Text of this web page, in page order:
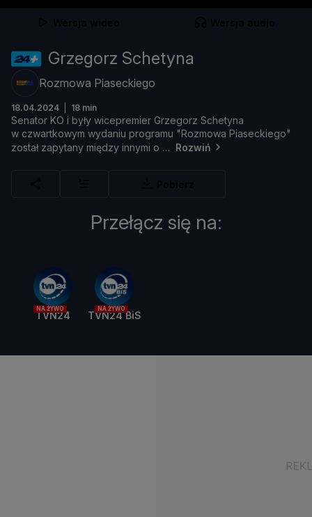
Grzegorz Schetyna
Rozmowa Piaseckiego
18.04.2024 18 min
Senator KO i były wicepremier Grzegorz Schetyna
w czwartkowym wydaniu programu "Rozmowa Piaseckiego"
został zapytany między innymi o Rozwiń
Przełącz się na:
NA ŻYWO
TVN24
NA ŻYWO
TVN24 BiS